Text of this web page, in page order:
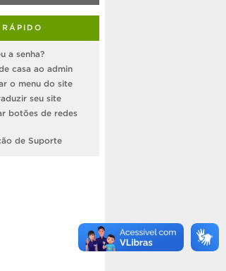
RÁPIDO
a senha?
casa ao admin
o menu do site
seu site
botões de redes
de Suporte